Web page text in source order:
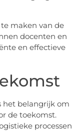
maken van de
docenten en
en effectieve
het belangrijk om
de toekomst.
processen